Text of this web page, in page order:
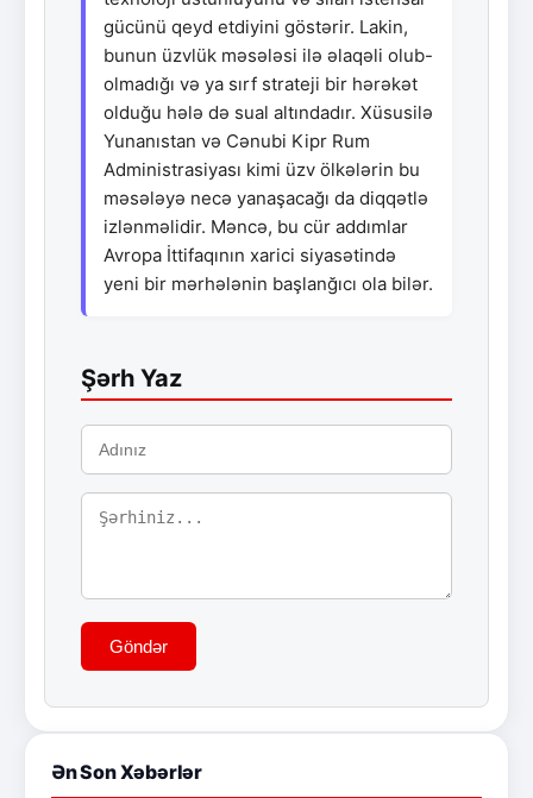
gücünü qeyd etdiyini göstərir. Lakin,
bunun üzvlük məsələsi ilə əlaqəli olub-
olmadığı və ya sırf strateji bir hərəkət
olduğu hələ də sual altındadır. Xüsusilə
Yunanıstan və Cənubi Kipr Rum
Administrasiyası kimi üzv ölkələrin bu
məsələyə necə yanaşacağı da diqqətlə
izlənməlidir. Məncə, bu cür addımlar
Avropa İttifaqının xarici siyasətində
yeni bir mərhələnin başlanğıcı ola bilər.
Şərh Yaz
Göndər
Ən Son Xəbərlər